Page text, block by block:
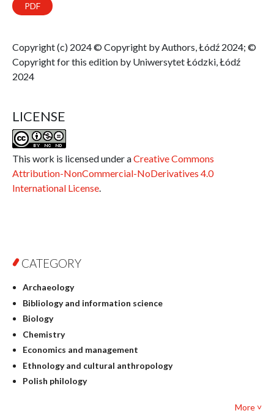
PDF
Copyright (c) 2024 © Copyright by Authors, Łódź 2024; ©
Copyright for this edition by Uniwersytet Łódzki, Łódź
2024
LICENSE
This work is licensed under aCreative Commons
Attribution-NonCommercial-NoDerivatives 4.0
International License.
CATEGORY
Archaeology
Bibliology and information science
Biology
Chemistry
Economics and management
Ethnology and cultural anthropology
Polish philology
More ˅